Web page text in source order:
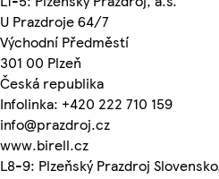
U Prazdroje 64/7
Východní Předměstí
301 00 Plzeň
Česká republika
Infolinka: +420 222 710 159
info@prazdroj.cz
www.birell.cz
L8-9: Plzeňský Prazdroj